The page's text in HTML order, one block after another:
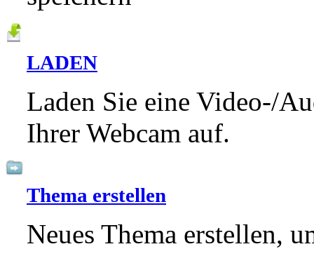
LADEN
Laden Sie eine Video-/
Ihrer Webcam auf.
Thema erstellen
Neues Thema erstellen,